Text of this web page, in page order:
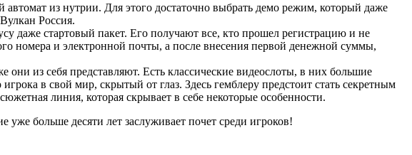
из нутрии. Для этого достаточно выбрать демо режим, который даже
Россия.
даже стартовый пакет. Его получают все, кто прошел регистрацию и не
номера и электронной почты, а после внесения первой денежной суммы,
из себя представляют. Есть классические видеослоты, в них большие
в свой мир, скрытый от глаз. Здесь гемблеру предстоит стать секретным
линия, которая скрывает в себе некоторые особенности.
больше десяти лет заслуживает почет среди игроков!